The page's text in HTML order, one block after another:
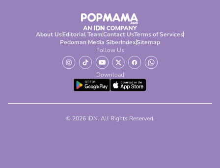
About UsEditorial TeamContact UsTerms of Services
Pedoman Media SiberIndexSitemap
Follow Us
Download
© 2026 IDN. All Rights Reserved.